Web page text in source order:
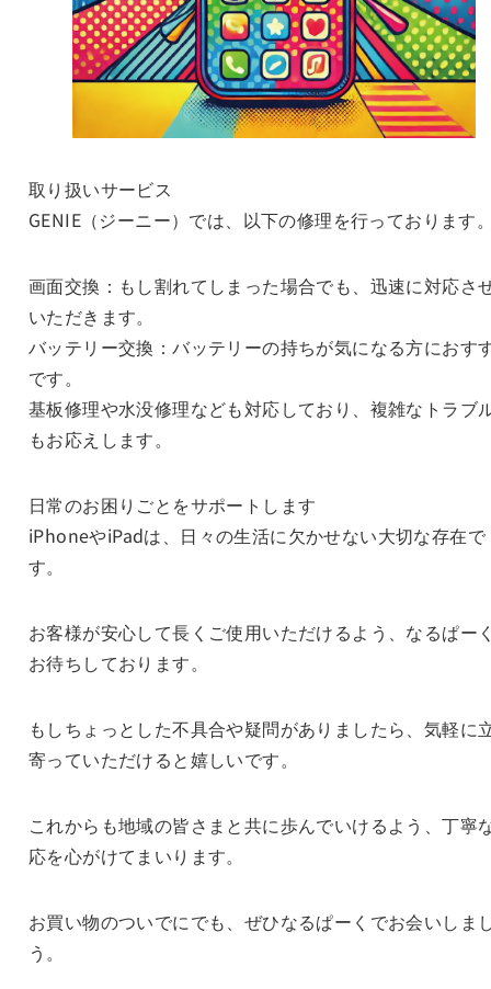
取り扱いサービス
GENIE（ジーニー）では、以下の修理を行っております
画面交換：もし割れてしまった場合でも、迅速に対応さ
いただきます。
バッテリー交換：バッテリーの持ちが気になる方におす
です。
基板修理や水没修理なども対応しており、複雑なトラブ
もお応えします。
日常のお困りごとをサポートします
iPhoneやiPadは、日々の生活に欠かせない大切な存在で
す。
お客様が安心して長くご使用いただけるよう、なるぱー
お待ちしております。
もしちょっとした不具合や疑問がありましたら、気軽に
寄っていただけると嬉しいです。
これからも地域の皆さまと共に歩んでいけるよう、丁寧
応を心がけてまいります。
お買い物のついでにでも、ぜひなるぱーくでお会いしま
う。